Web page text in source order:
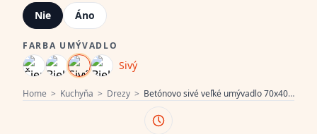
Home > Kuchyňa > Drezy > Betónovo sivé veľké umývadlo 70x40cm, podmontážne, nadmontážne a rovnobežné s montážou s nerezovou zátkou 1208956403
Nie Áno
FARBA UMÝVADLO
Sivý